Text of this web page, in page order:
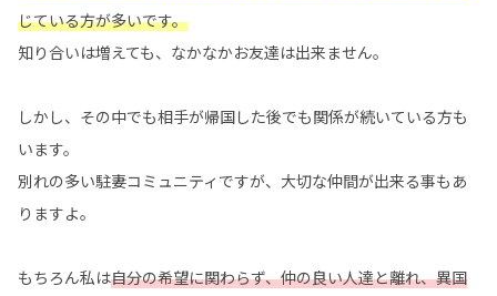
じている方が多いです。
知り合いは増えても、なかなかお友達は出来ません。
しかし、その中でも相手が帰国した後でも関係が続いている方も
います。
別れの多い駐妻コミュニティですが、大切な仲間が出来る事もあ
りますよ。
もちろん私は自分の希望に関わらず、仲の良い人達と離れ、異国